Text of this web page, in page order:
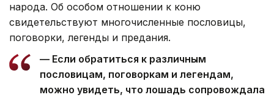
народа. Об особом отношении к коню
свидетельствуют многочисленные пословицы,
поговорки, легенды и предания.
— Если обратиться к различным
пословицам, поговоркам и легендам,
можно увидеть, что лошадь сопровождала